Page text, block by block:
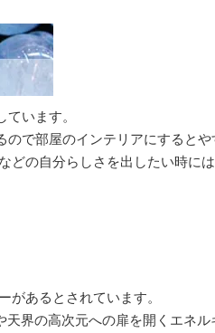
います。
で部屋のインテリアにすると
の自分らしさを出したい時に
あるとされています。
界の高次元への扉を開くエネ